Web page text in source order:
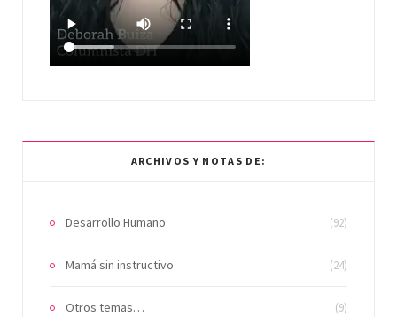
ARCHIVOS Y NOTAS DE:
Desarrollo Humano (92)
Mamá sin instructivo (24)
Otros temas… (9)